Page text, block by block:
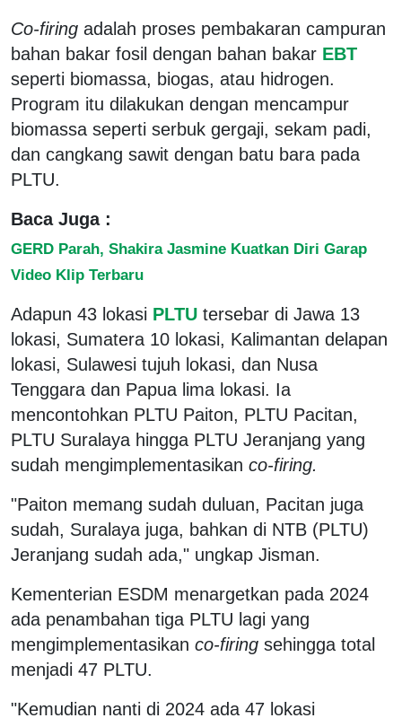
Co-firing adalah proses pembakaran campuran
bahan bakar fosil dengan bahan bakar EBT
seperti biomassa, biogas, atau hidrogen.
Program itu dilakukan dengan mencampur
biomassa seperti serbuk gergaji, sekam padi,
dan cangkang sawit dengan batu bara pada
PLTU.
Baca Juga :
GERD Parah, Shakira Jasmine Kuatkan Diri Garap
Video Klip Terbaru
Adapun 43 lokasi PLTU tersebar di Jawa 13
lokasi, Sumatera 10 lokasi, Kalimantan delapan
lokasi, Sulawesi tujuh lokasi, dan Nusa
Tenggara dan Papua lima lokasi. Ia
mencontohkan PLTU Paiton, PLTU Pacitan,
PLTU Suralaya hingga PLTU Jeranjang yang
sudah mengimplementasikan co-firing.
"Paiton memang sudah duluan, Pacitan juga
sudah, Suralaya juga, bahkan di NTB (PLTU)
Jeranjang sudah ada," ungkap Jisman.
Kementerian ESDM menargetkan pada 2024
ada penambahan tiga PLTU lagi yang
mengimplementasikan co-firing sehingga total
menjadi 47 PLTU.
"Kemudian nanti di 2024 ada 47 lokasi